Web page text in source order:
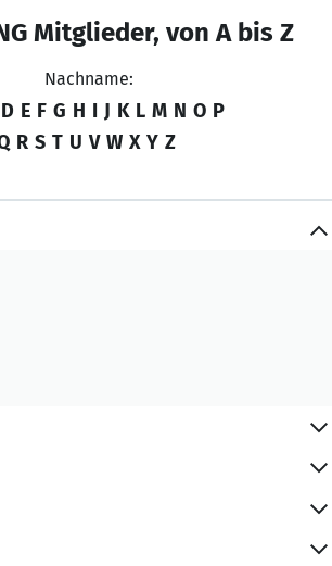
Mitglieder, von A bis Z
Nachname:
D E F G H I J K L M N O P
R S T U V W X Y Z